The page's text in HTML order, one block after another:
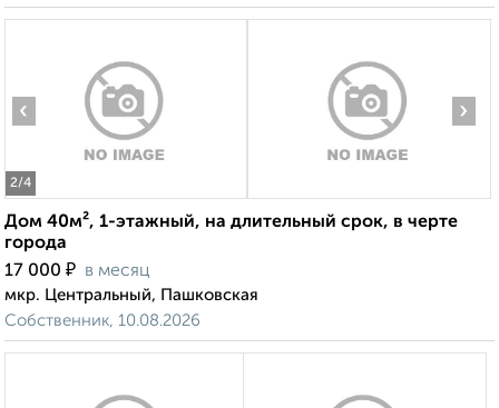
2/4
‹ ›
Дом 40м², 1-этажный, на длительный срок, в черте
города
17 000 ₽ в месяц
мкр. Центральный, Пашковская
Собственник, 10.08.2026